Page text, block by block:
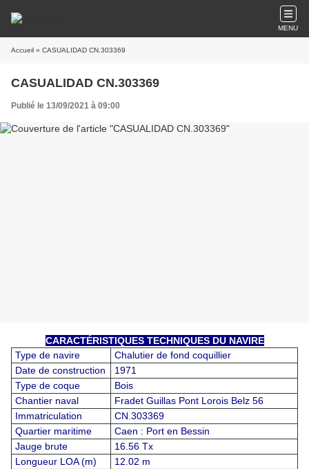
MENU
Accueil » CASUALIDAD CN.303369
CASUALIDAD CN.303369
Publié le 13/09/2021 à 09:00
CARACTÉRISTIQUES TECHNIQUES DU NAVIRE
Type de navire
Chalutier de fond coquillier
Date de construction
1971
Type de coque
Bois
Chantier naval
Fradet Guillas Pont Lorois Belz 56
Immatriculation
CN.303369
Quartier maritime
Caen : Port en Bessin
Jauge brute
16.56 Tx
Longueur LOA (m)
12.02 m